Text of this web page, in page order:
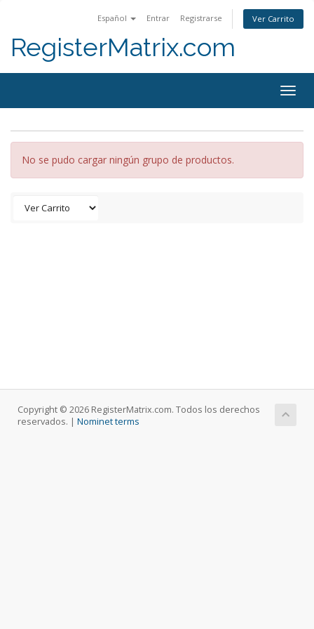
Español Entrar Registrarse Ver Carrito
RegisterMatrix.com
No se pudo cargar ningún grupo de productos.
Copyright © 2026 RegisterMatrix.com. Todos los derechos
reservados. | Nominet terms